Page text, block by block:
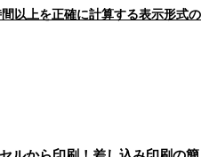
以上を正確に計算する表示形式の